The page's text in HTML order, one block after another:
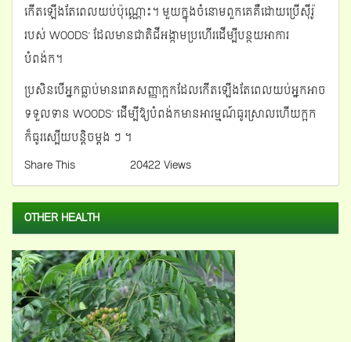
កើតឡើងតែពេលយប់ប៉ុណ្ណោះ។ មួយក្នុងចំនោមពួកគេគឺដោយប្រើស៊ីរ៉ូ
របស់ WOODS’ ដែលមានជាតិ​ជីអង្កាមប្រហើរដើម្បីបន្ថយអាការ
បំពង់ក។
ប្រសិនបើអ្នកធ្លាប់មានរោគសញ្ញាក្អកដែលកើតឡើងតែពេលយប់អ្នកអាច
ទទួលទាន WOODS’ ដើម្បីឱ្យបំពង់កមានអារម្មណ៍ធូរស្រាលហើយក្អក
ក៏ធូរស្បើយបន្តិចម្តង ៗ ។
Share This
20422 Views
OTHER HEALTH